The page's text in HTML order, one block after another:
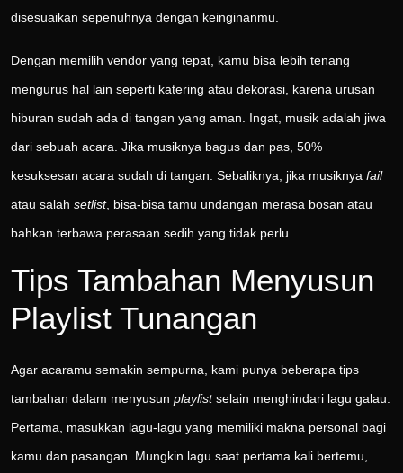
disesuaikan sepenuhnya dengan keinginanmu.
Dengan memilih vendor yang tepat, kamu bisa lebih tenang
mengurus hal lain seperti katering atau dekorasi, karena urusan
hiburan sudah ada di tangan yang aman. Ingat, musik adalah jiwa
dari sebuah acara. Jika musiknya bagus dan pas, 50%
kesuksesan acara sudah di tangan. Sebaliknya, jika musiknya fail
atau salah setlist, bisa-bisa tamu undangan merasa bosan atau
bahkan terbawa perasaan sedih yang tidak perlu.
Tips Tambahan Menyusun
Playlist Tunangan
Agar acaramu semakin sempurna, kami punya beberapa tips
tambahan dalam menyusun playlistselain menghindari lagu galau.
Pertama, masukkan lagu-lagu yang memiliki makna personal bagi
kamu dan pasangan. Mungkin lagu saat pertama kali bertemu,